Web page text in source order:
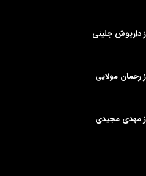
داریوش جلینی
رحمان مولایی
مهدی مجیدی